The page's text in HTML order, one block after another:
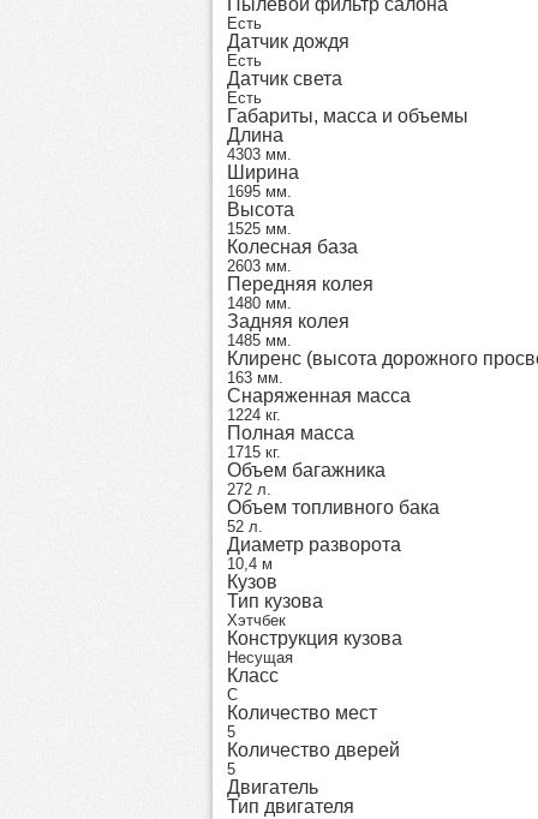
Есть
Датчик дождя
Есть
Датчик света
Есть
Габариты, масса и объемы
Длина
4303 мм.
Ширина
1695 мм.
Высота
1525 мм.
Колесная база
2603 мм.
Передняя колея
1480 мм.
Задняя колея
1485 мм.
Клиренс (высота дорожного
163 мм.
Снаряженная масса
1224 кг.
Полная масса
1715 кг.
Объем багажника
272 л.
Объем топливного бака
52 л.
Диаметр разворота
10,4 м
Кузов
Тип кузова
Хэтчбек
Конструкция кузова
Несущая
Класс
C
Количество мест
5
Количество дверей
5
Двигатель
Тип двигателя